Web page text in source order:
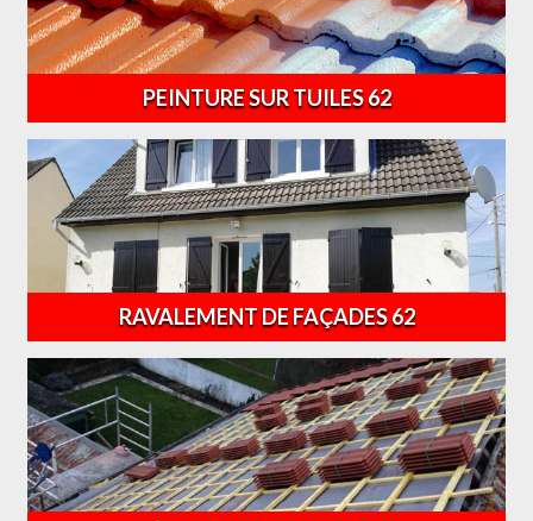
PEINTURE SUR TUILES 62
RAVALEMENT DE FAÇADES 62